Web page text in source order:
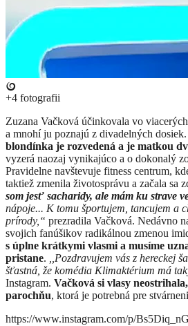
+4 fotografii
Zuzana Vačková účinkovala vo
a mnohí ju poznajú z divadelných dosiek.
blondínka je rozvedená a je matkou
vyzerá naozaj vynikajúco a o dokonalý
Pravidelne navštevuje fitness centrum,
taktiež zmenila životosprávu a začala sa
som jesť sacharidy, ale mám ku strave
nápoje... K tomu športujem, tancujem a
prírody,“ prezradila Vačková. Nedávno
svojich fanúšikov radikálnou zmenou
s úplne krátkymi vlasmi a musíme
pristane.
,,Pozdravujem vás z hereckej
šťastná, že komédia Klimaktérium má
Instagram. Vačková si vlasy
parochňu, ktorá je potrebná pre
https://www.instagram.com/p/